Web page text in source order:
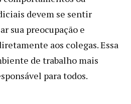
devem se sentir
sua preocupação e
aos colegas. Essa
de trabalho mais
para todos.